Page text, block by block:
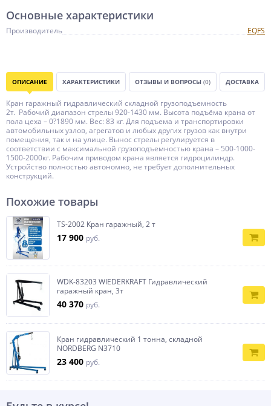
Основные характеристики
Производитель EQFS
ОПИСАНИЕ ХАРАКТЕРИСТИКИ ОТЗЫВЫ И ВОПРОСЫ (0) ДОСТАВКА
Кран гаражный гидравлический складной грузоподъемность
2т. Рабочий диапазон стрелы 920-1430 мм. Высота подъёма крана от
пола цеха – 0?1890 мм. Вес: 83 кг. Для подъема и транспортировки
автомобильных узлов, агрегатов и любых других грузов как внутри
помещения, так и на улице. Вынос стрелы регулируется в
соответствии с максимальной грузоподъемностью крана – 500-1000-
1500-2000кг. Рабочим приводом крана является гидроцилиндр.
Устройство полностью автономно, не требует дополнительных
конструкций.
Похожие товары
TS-2002 Кран гаражный, 2 т
17 900 руб.
WDK-83203 WIEDERKRAFT Гидравлический
гаражный кран, 3т
40 370 руб.
Кран гидравлический 1 тонна, складной
NORDBERG N3710
23 400 руб.